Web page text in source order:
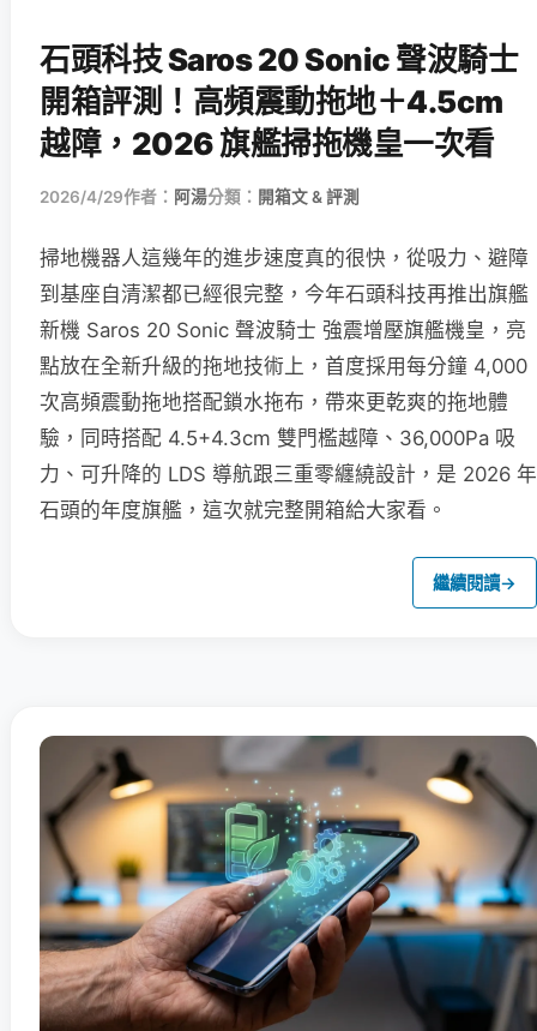
石頭科技 Saros 20 Sonic 聲波騎士
開箱評測！高頻震動拖地＋4.5cm
越障，2026 旗艦掃拖機皇一次看
2026/4/29作者： 阿湯分類： 開箱文 & 評測
掃地機器人這幾年的進步速度真的很快，從吸力、避障
到基座自清潔都已經很完整，今年石頭科技再推出旗艦
新機 Saros 20 Sonic 聲波騎士 強震增壓旗艦機皇，亮
點放在全新升級的拖地技術上，首度採用每分鐘 4,000
次高頻震動拖地搭配鎖水拖布，帶來更乾爽的拖地體
驗，同時搭配 4.5+4.3cm 雙門檻越障、36,000Pa 吸
力、可升降的 LDS 導航跟三重零纏繞設計，是 2026 年
石頭的年度旗艦，這次就完整開箱給大家看。
繼續閱讀→